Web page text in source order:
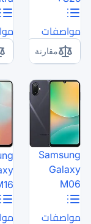
مواصفات
مقارنة
Samsung
Galaxy
A26
مواصفات